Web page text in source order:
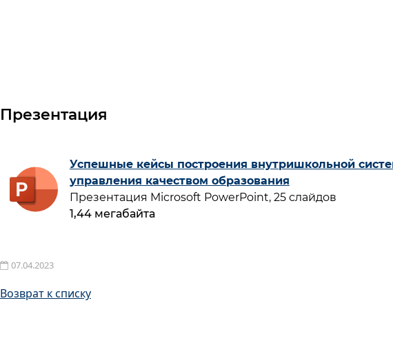
Презентация
Успешные кейсы построения внутришкольной
управления качеством образования
Презентация Microsoft PowerPoint, 25 слайдов
1,44 мегабайта
07.04.2023
Возврат к списку